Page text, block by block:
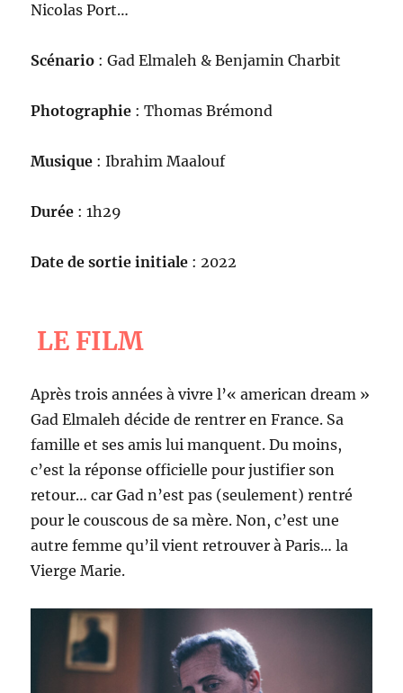
Nicolas Port…
Scénario : Gad Elmaleh & Benjamin Charbit
Photographie : Thomas Brémond
Musique : Ibrahim Maalouf
Durée : 1h29
Date de sortie initiale : 2022
LE FILM
Après trois années à vivre l’« american dream »
Gad Elmaleh décide de rentrer en France. Sa
famille et ses amis lui manquent. Du moins,
c’est la réponse officielle pour justifier son
retour… car Gad n’est pas (seulement) rentré
pour le couscous de sa mère. Non, c’est une
autre femme qu’il vient retrouver à Paris… la
Vierge Marie.